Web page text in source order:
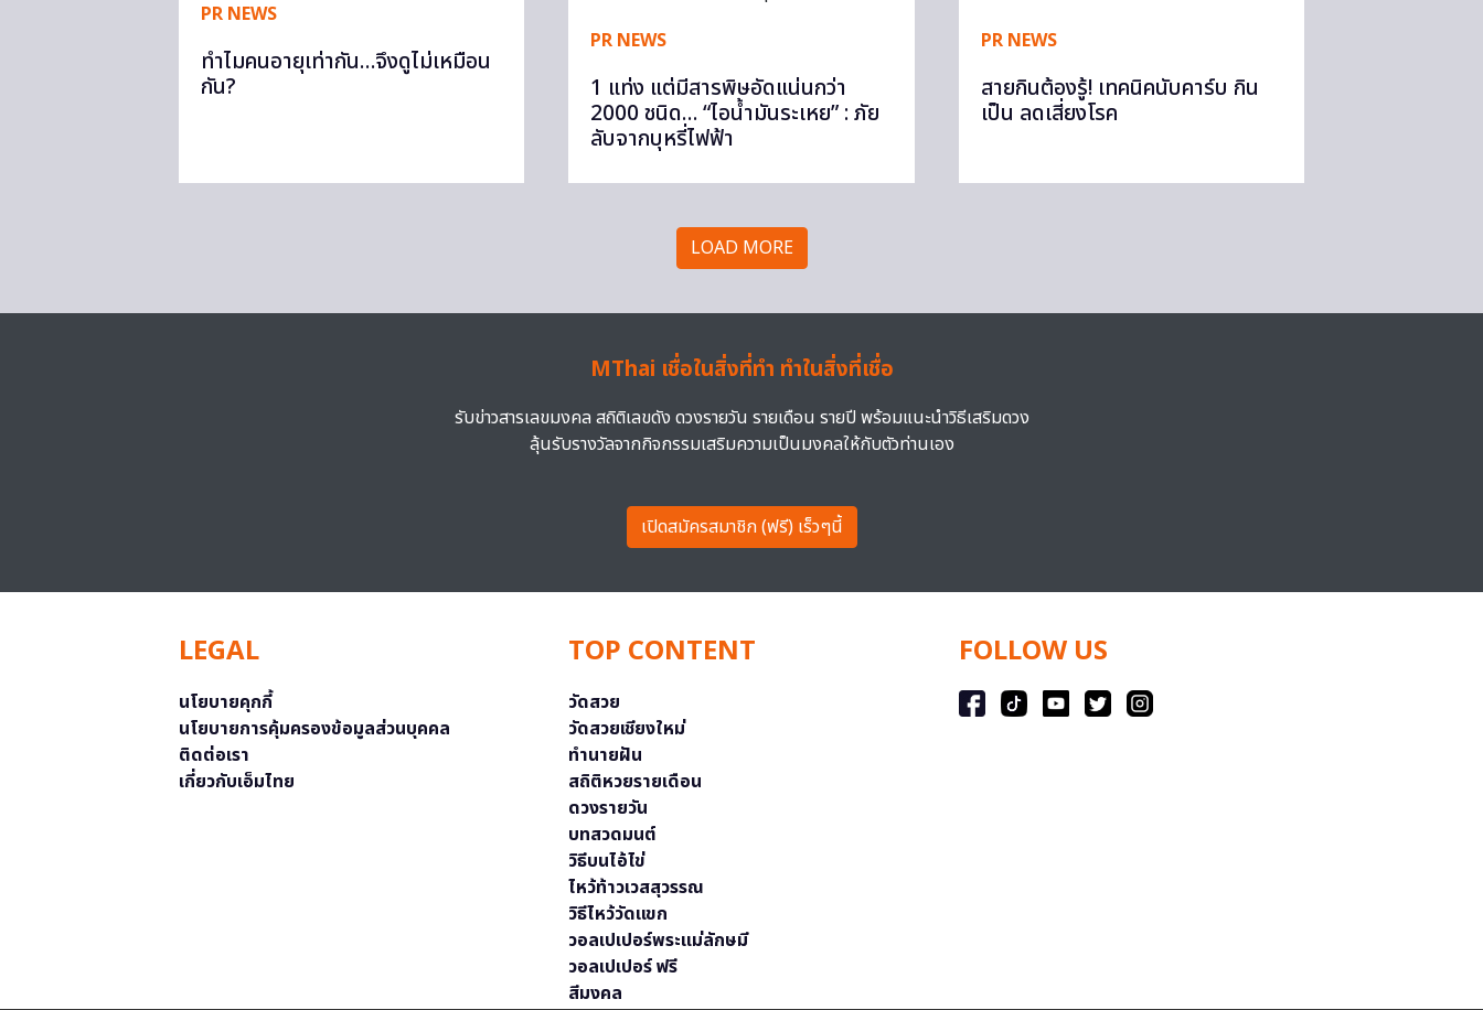
PR NEWS
ทำไมคนอายุเท่ากัน…จึงดูไม่เหมือน
กัน?
PR NEWS
1 แท่ง แต่มีสารพิษอัดแน่นกว่า
2000 ชนิด… “ไอน้ำมันระเหย” : ภัย
ลับจากบุหรี่ไฟฟ้า
PR NEWS
สายกินต้องรู้! เทคนิคนับคาร์บ กิน
เป็น ลดเสี่ยงโรค
LOAD MORE
MThai เชื่อในสิ่งที่ทำ ทำในสิ่งที่เชื่อ
รับข่าวสารเลขมงคล สถิติเลขดัง ดวงรายวัน รายเดือน รายปี พร้อมแนะนำวิธีเสริมดวง
ลุ้นรับรางวัลจากกิจกรรมเสริมความเป็นมงคลให้กับตัวท่านเอง
เปิดสมัครสมาชิก (ฟรี) เร็วๆนี้
LEGAL
นโยบายคุกกี้
นโยบายการคุ้มครองข้อมูลส่วนบุคคล
ติดต่อเรา
เกี่ยวกับเอ็มไทย
TOP CONTENT
วัดสวย
วัดสวยเชียงใหม่
ทำนายฝัน
สถิติหวยรายเดือน
ดวงรายวัน
บทสวดมนต์
วิธีบนไอ้ไข่
ไหว้ท้าวเวสสุวรรณ
วิธีไหว้วัดแขก
วอลเปเปอร์พระแม่ลักษมี
วอลเปเปอร์ ฟรี
สีมงคล
FOLLOW US